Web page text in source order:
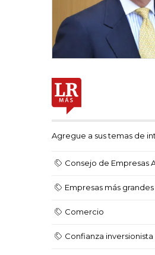
Agregue a sus temas de
Consejo de Empresas
Empresas más
Comercio
Confianza inversionista